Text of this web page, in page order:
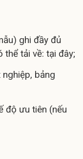
ghi đầy đủ
tải về: tại đây;
bảng
độ ưu tiên (nếu